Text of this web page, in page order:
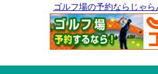
ゴルフ場の予約ならじゃら